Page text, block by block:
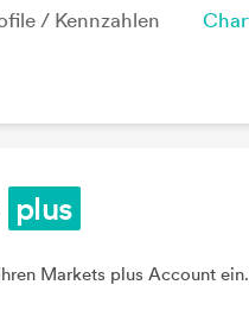
/ Kennzahlen
Markets plus Account ein.